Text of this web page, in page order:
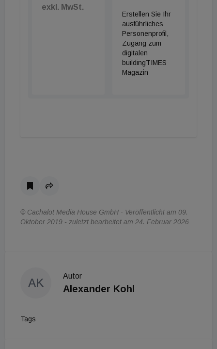
exkl. MwSt.
Erstellen Sie Ihr
ausführliches
Personenprofil,
Zugang zum
digitalen
buildingTIMES
Magazin
© Cachalot Media House GmbH - Veröffentlicht am 09.
Oktober 2019 - zuletzt bearbeitet am 24. Februar 2026
AK
Autor
Alexander Kohl
Tags